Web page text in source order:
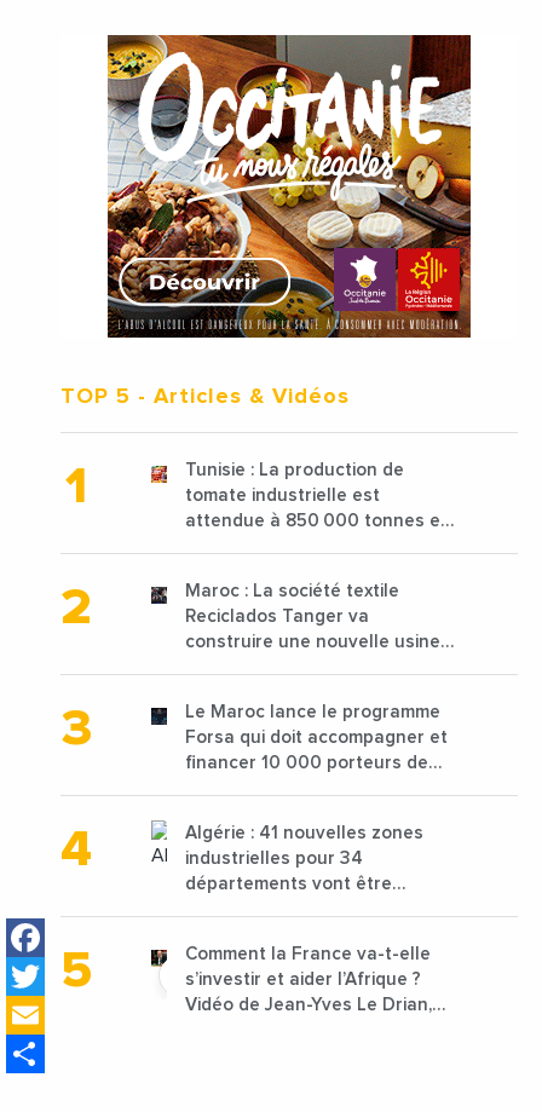
Facebook
Twitter
TOP 5 - Articles & Vidéos
Tunisie : La production de
tomate industrielle est
attendue à 850 000 tonnes en
Maroc : La société textile
Reciclados Tanger va
construire une nouvelle usine
Le Maroc lance le programme
Forsa qui doit accompagner et
financer 10 000 porteurs de
Algérie : 41 nouvelles zones
industrielles pour 34
départements vont être
Comment la France va-t-elle
s’investir et aider l’Afrique ?
Vidéo de Jean-Yves Le Drian,